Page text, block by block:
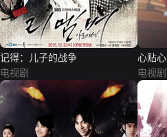
记得：儿子的战争
电视剧
心贴心
电视剧